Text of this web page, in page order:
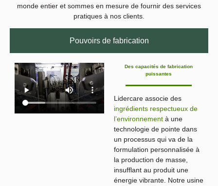
monde entier et sommes en mesure de fournir des services
pratiques à nos clients.
Pouvoirs de fabrication
Des capacités de fabrication
puissantes
Lidercare associe des
ingrédients respectueux de
l’environnement à une
technologie de pointe dans
un processus qui va de la
formulation personnalisée à
la production de masse,
insufflant au produit une
énergie vibrante. Notre usine